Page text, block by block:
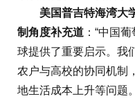
美国普吉特海湾大学
制角度补充道 ：“中国
球提供了重要启示。我
农户与高校的协同机制
地生活成本上升等问题